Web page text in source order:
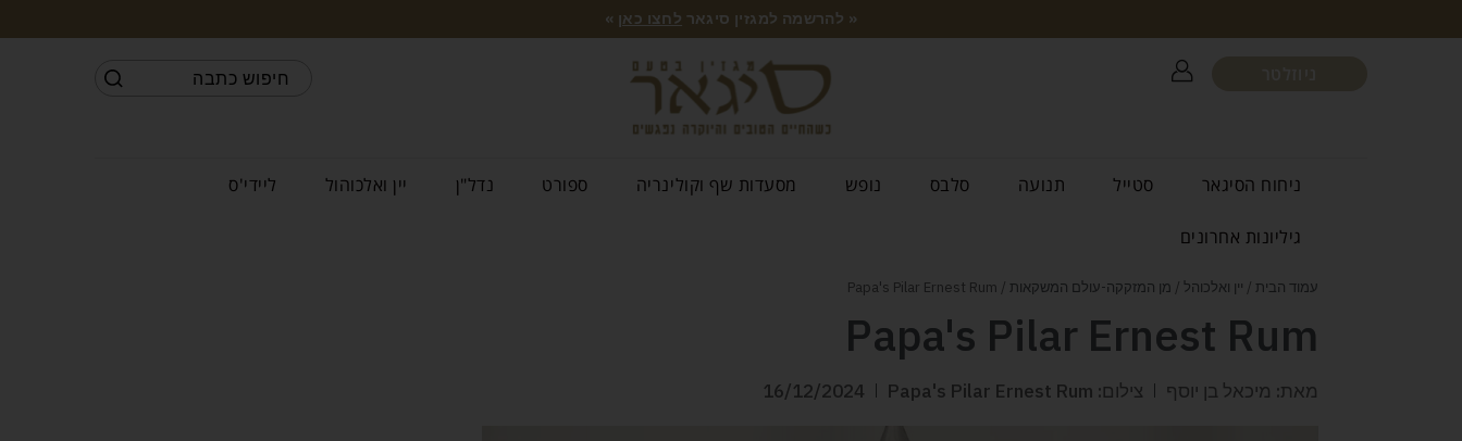
« להרשמה למגזין סיגאר לחצו כאן »
ניחוח הסיגאר סטייל תנועה סלבס נופש מסעדות שף וקולינריה ספורט נדל"ן יין ואלכוהול ליידי'ס
גיליונות אחרונים
עמוד הבית / יין ואלכוהל / מן המזקקה-עולם המשקאות / Papa's Pilar Ernest Rum
Papa's Pilar Ernest Rum
מאת: מיכאל בן יוסף צילום: Papa's Pilar Ernest Rum 16/12/2024